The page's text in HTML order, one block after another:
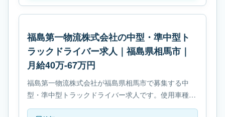
福島第一物流株式会社の中型・準中型ト
ラックドライバー求人｜福島県相馬市｜
月給40万-67万円
福島第一物流株式会社が福島県相馬市で募集する中
型・準中型トラックドライバー求人です。使用車種は
中型トラックです。勤務時間は- 変形労働時間制で